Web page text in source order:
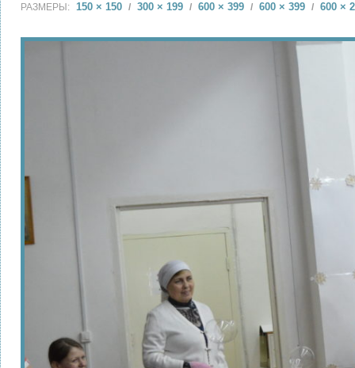
РАЗМЕРЫ: 150 × 150 / 300 × 199 / 600 × 399 / 600 × 399 / 600 ×